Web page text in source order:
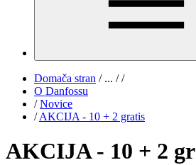
Domača stran /... / /
O Danfossu
/ Novice
/ AKCIJA - 10 + 2 gratis
AKCIJA - 10 + 2